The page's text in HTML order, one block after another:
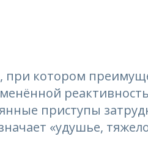
при котором
приступы
«удушье,